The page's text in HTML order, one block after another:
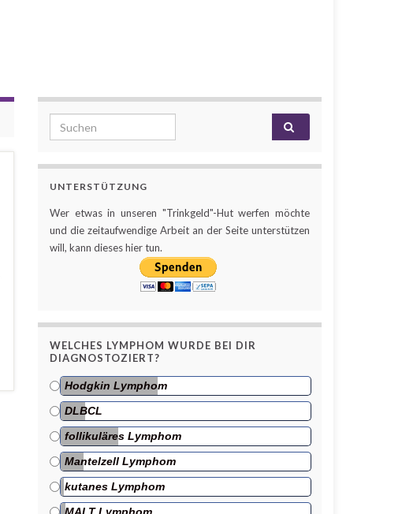
Search for:
UNTERSTÜTZUNG
Wer etwas in unseren "Trinkgeld"-Hut werfen möchte
und die zeitaufwendige Arbeit an der Seite unterstützen
will, kann dieses hier tun.
WELCHES LYMPHOM WURDE BEI DIR
DIAGNOSTOZIERT?
Hodgkin Lymphom
DLBCL
follikuläres Lymphom
Mantelzell Lymphom
kutanes Lymphom